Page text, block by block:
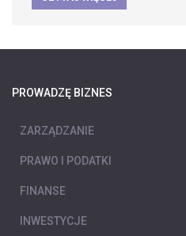
PROWADZĘ BIZNES
ZARZĄDZANIE
PRAWO I PODATKI
FINANSE
INWESTYCJE